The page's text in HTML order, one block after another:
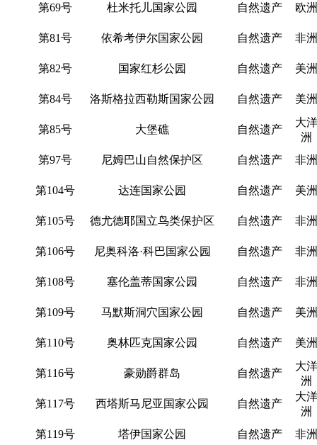
第69号 杜米托儿国家公园 自然遗产 欧洲
第81号 依希考伊尔国家公园 自然遗产 非洲
第82号 国家红杉公园 自然遗产 美洲
第84号 洛斯格拉西勒斯国家公园 自然遗产 美洲
第85号 大堡礁 自然遗产
大洋
洲
第97号
尼姆巴山自然保护区 自然遗产 非洲
第104号 达连国家公园 自然遗产 美洲
第105号 德尤德耶国立鸟类保护区 自然遗产 非洲
第106号 尼奥科洛·科巴国家公园 自然遗产 非洲
第108号 塞伦盖蒂国家公园 自然遗产 非洲
第109号 马默斯洞穴国家公园 自然遗产 美洲
第110号 奥林匹克国家公园 自然遗产 美洲
第116号 豪勋爵群岛 自然遗产
大洋
洲
第117号
西塔斯马尼亚国家公园 自然遗产
大洋
洲
第119号
塔伊国家公园 自然遗产 非洲